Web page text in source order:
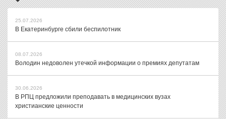
25.07.2026
В Екатеринбурге сбили беспилотник
08.07.2026
Володин недоволен утечкой информации о премиях депутатам
30.06.2026
В РПЦ предложили преподавать в медицинских вузах
христианские ценности